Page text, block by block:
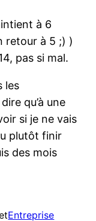
à 6
retour à 5 ;) )
pas si mal.
les
qu’à une
si je ne vais
plutôt finir
des mois
Entreprise